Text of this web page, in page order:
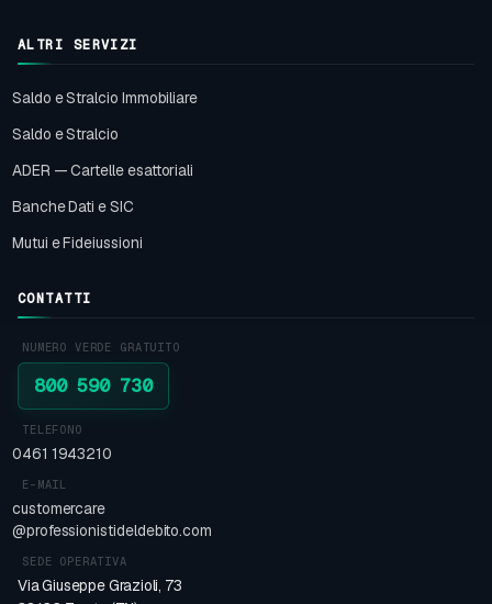
ALTRI SERVIZI
Saldo e Stralcio Immobiliare
Saldo e Stralcio
ADER — Cartelle esattoriali
Banche Dati e SIC
Mutui e Fideiussioni
CONTATTI
NUMERO VERDE GRATUITO
800 590 730
TELEFONO
0461 1943210
E-MAIL
customercare
@professionistideldebito.com
SEDE OPERATIVA
Via Giuseppe Grazioli, 73